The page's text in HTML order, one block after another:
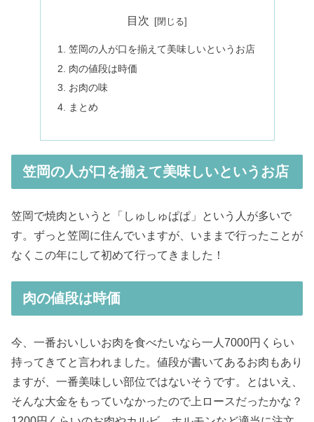
目次
笠岡の人が口を揃えて美味しいというお店
肉の値段は時価
お肉の味
まとめ
笠岡の人が口を揃えて美味しいというお店
笠岡で焼肉というと「しゅしゅぱぱ」という人が多いで
す。ずっと笠岡に住んでいますが、いままで行ったことが
なくこの年にして初めて行ってきました！
肉の値段は時価
今、一番おいしいお肉を食べたいなら一人7000円くらい
持ってきてと言われました。値段が書いてあるお肉もあり
ますが、一番美味しい部位ではないそうです。とはいえ、
そんな大金をもっていなかったので上ロースだったかな？